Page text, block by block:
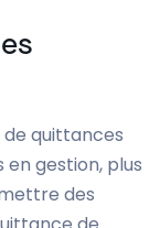
de quittances
en gestion, plus
des